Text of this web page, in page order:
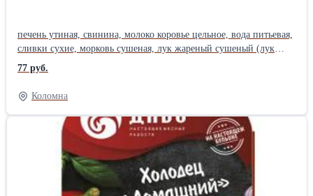
печень утиная, свинина, молоко коровье цельное, вода питьевая,
сливки сухие, морковь сушеная, лук жареный сушеный (лук
репчатый, масло подсолнечное рафинированное
дезодорированное, мука пшеничная, соль пищевая), соль
пищевая, яблоки сушеные, мед, сахар, консервант сорбат калия,
перец белый молотый, перец черный молотый, корица
молотая.Производитель: Собственное производство
77 руб.
Коломна